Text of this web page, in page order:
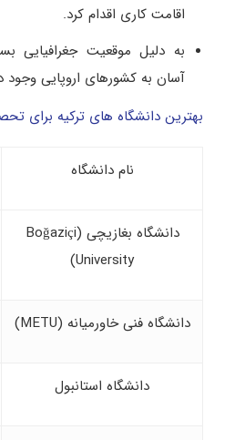
اقامت کاری اقدام کرد.
به دلیل موقعیت جغرافیایی
آسان به کشورهای اروپایی وجود
بهترین دانشگاه های ترکیه برای
نام دانشگاه
دانشگاه بغازیچی (Boğaziçi
University)
دانشگاه فنی خاورمیانه (METU)
دانشگاه استانبول